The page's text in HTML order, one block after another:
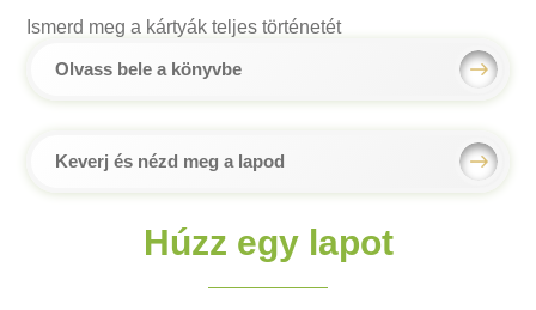
Ismerd meg a kártyák teljes történetét
Olvass bele a könyvbe
Keverj és nézd meg a lapod
Húzz egy lapot